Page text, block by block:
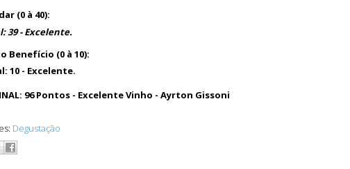
(0 à 40):
39 - Excelente.
Benefício (0 à 10):
10 - Excelente.
96 Pontos - Excelente Vinho - Ayrton Gissoni
Degustação